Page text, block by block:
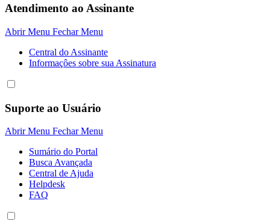
Atendimento ao Assinante
Abrir Menu Fechar Menu
Central do Assinante
Informaçôes sobre sua Assinatura
Suporte ao Usuário
Abrir Menu Fechar Menu
Sumário do Portal
Busca Avançada
Central de Ajuda
Helpdesk
FAQ